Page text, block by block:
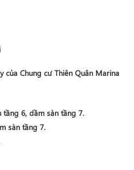
của Chung cư Thiên Quân Marina
tầng 6, dầm sàn tầng 7.
sàn tầng 7.